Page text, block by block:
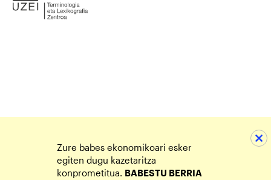
Zure babes ekonomikoari esker
egiten dugu kazetaritza
konprometitua. BABESTU BERRIA